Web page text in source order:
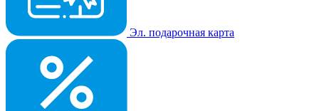
Эл. подарочная карта